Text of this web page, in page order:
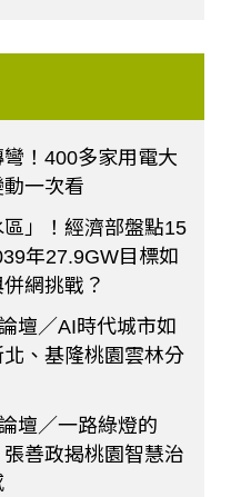
！400多家用電大
一次看
」！經濟部盤點15
年27.9GW目標如
網挑戰？
壇／AI時代城市如
、基隆桃園雲林分
壇／一路綠燈的
張善政揭桃園智慧治